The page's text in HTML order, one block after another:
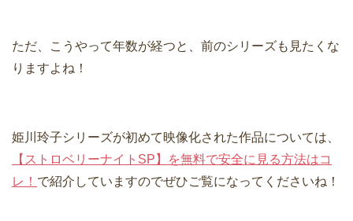
ただ、こうやって年数が経つと、前のシリーズも見たくな
りますよね！
姫川玲子シリーズが初めて映像化された作品については、
【ストロベリーナイトSP】を無料で安全に見る方法はコ
レ！ で紹介していますのでぜひご覧になってくださいね！